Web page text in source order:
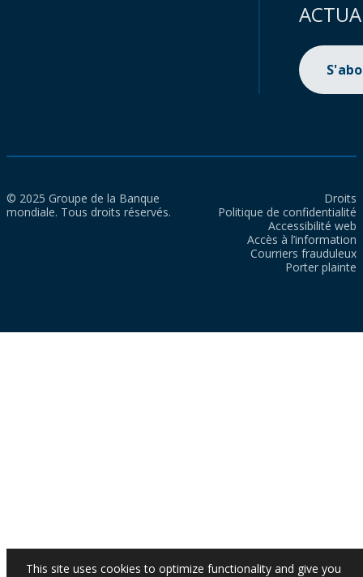
© 2025 Groupe de la Banque
mondiale. Tous droits réservés.
Droits
Politique de confidentialité
Accessibilité web
Accès à l’information
Courriers frauduleux
Porter plainte
This site uses cookies to optimize functionality and give you